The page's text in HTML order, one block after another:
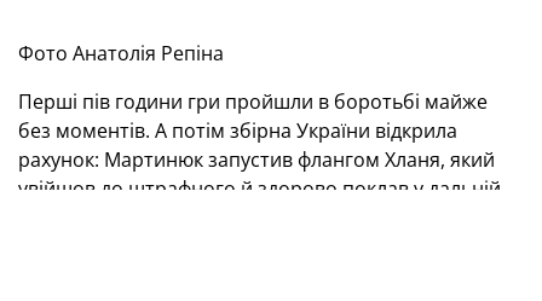
Фото Анатолія Репіна
Перші пів години гри пройшли в боротьбі майже
без моментів. А потім збірна України відкрила
рахунок: Мартинюк запустив флангом Хланя, який
увійшов до штрафного й здорово поклав у дальній